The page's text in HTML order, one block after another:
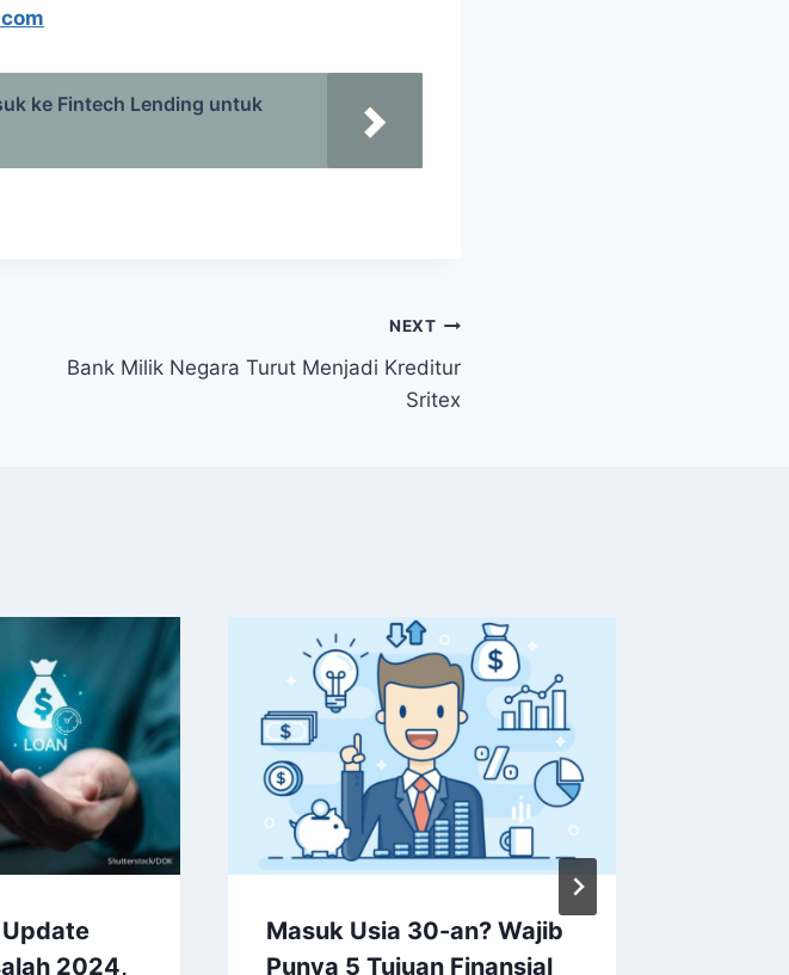
ke Fintech Lending untuk
NEXT
Bank Milik Negara Turut Menjadi Kreditur
Sritex
Update
2024,
Masuk Usia 30-an? Wajib
Punya 5 Tujuan Finansial